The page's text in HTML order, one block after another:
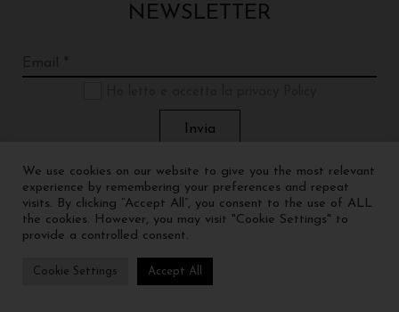
NEWSLETTER
We use cookies on our website to give you the most relevant
experience by remembering your preferences and repeat
visits. By clicking “Accept All”, you consent to the use of ALL
the cookies. However, you may visit "Cookie Settings" to
provide a controlled consent.
Cookie Settings Accept All